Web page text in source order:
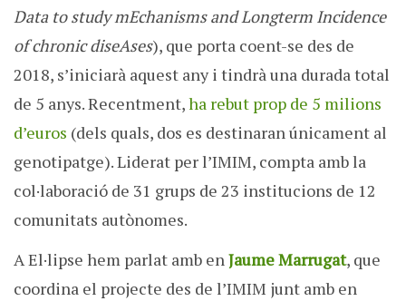
Data to study mEchanisms and Longterm Incidence
of chronic diseAses), que porta coent-se des de
2018, s’iniciarà aquest any i tindrà una durada total
de 5 anys. Recentment,ha rebut prop de 5 milions
d’euros (dels quals, dos es destinaran únicament al
genotipatge). Liderat per l’IMIM, compta amb la
col·laboració de 31 grups de 23 institucions de 12
comunitats autònomes.
A El·lipse hem parlat amb enJaume Marrugat, que
coordina el projecte des de l’IMIM junt amb en